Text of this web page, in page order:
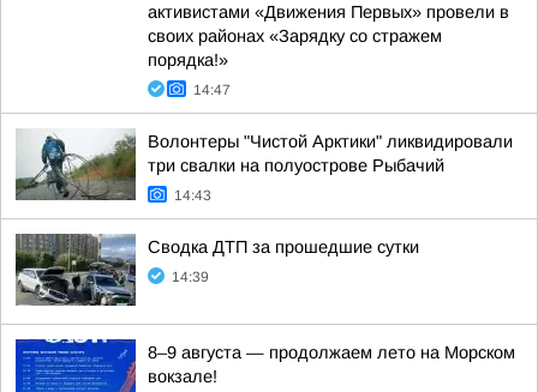
активистами «Движения Первых» провели в
своих районах «Зарядку со стражем
порядка!»
14:47
Волонтеры "Чистой Арктики" ликвидировали
три свалки на полуострове Рыбачий
14:43
Сводка ДТП за прошедшие сутки
14:39
8–9 августа — продолжаем лето на Морском
вокзале!